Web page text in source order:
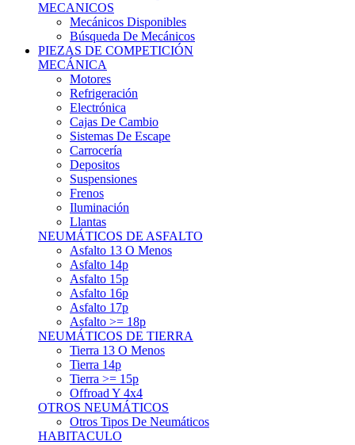
Búsqueda De Mecánicos
PIEZAS DE COMPETICIÓN
MECÁNICA
Motores
Refrigeración
Electrónica
Cajas De Cambio
Sistemas De Escape
Carrocería
Depositos
Suspensiones
Frenos
Iluminación
Llantas
NEUMÁTICOS DE ASFALTO
Asfalto 13 O Menos
Asfalto 14p
Asfalto 15p
Asfalto 16p
Asfalto 17p
Asfalto >= 18p
NEUMÁTICOS DE TIERRA
Tierra 13 O Menos
Tierra 14p
Tierra >= 15p
Offroad Y 4x4
OTROS NEUMÁTICOS
Otros Tipos De Neumáticos
HABITACULO
Asiento Baquet